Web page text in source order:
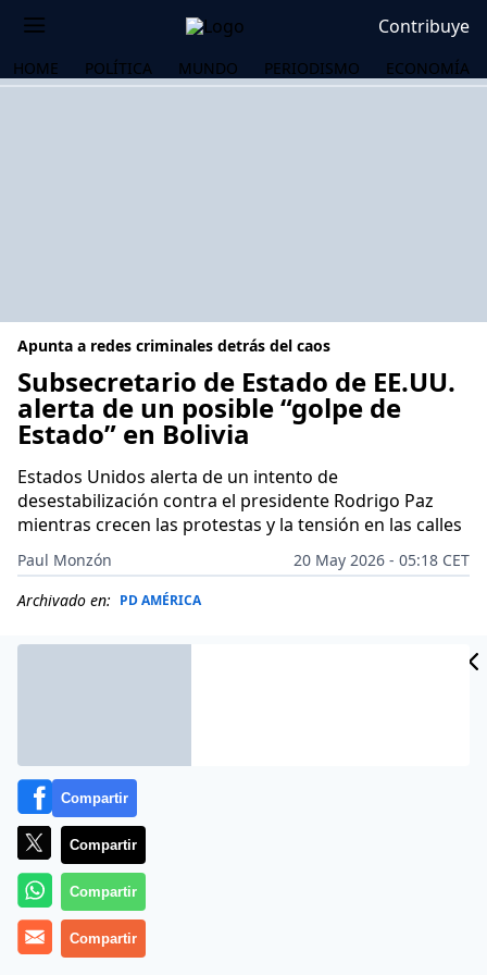
Contribuye
HOME POLÍTICA MUNDO PERIODISMO ECONOMÍA
Apunta a redes criminales detrás del caos
Subsecretario de Estado de EE.UU.
alerta de un posible “golpe de
Estado” en Bolivia
Estados Unidos alerta de un intento de
desestabilización contra el presidente Rodrigo Paz
mientras crecen las protestas y la tensión en las calles
Paul Monzón
20 May 2026 - 05:18 CET
Archivado en: PD AMÉRICA
Más información
Compartir
Compartir
Compartir
Compartir